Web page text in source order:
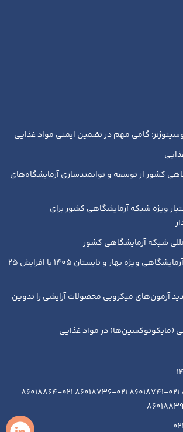
گامی مهم در تضمین ایمنی مواد غذایی
کشور از توسعه و توانمندسازی آزمایشگاه‌های
اعتبار ویژه شبکه آزمایشگاهی کشور برای
شبکه آزمایشگاهی کشور
یارانه خدمات اعتباری آزمایشگاهی ویژه بهار و تابستان ۱۴۰۵ با افزایش ۲۵
آزمون‌های میکروبی محصولات آرایشی را تدوین
(مایکوتوکسین‌ها) در مواد غذایی
تلفن : 021-86018760 021-86018741 021-86018736 021-86018864